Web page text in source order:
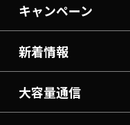
キャンペーン
新着情報
大容量通信